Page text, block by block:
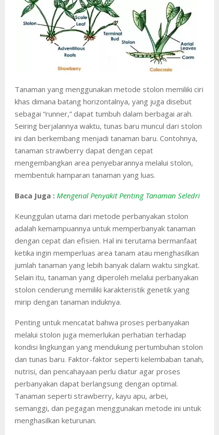
Tanaman yang menggunakan metode stolon memiliki ciri
khas dimana batang horizontalnya, yang juga disebut
sebagai “runner,” dapat tumbuh dalam berbagai arah.
Seiring berjalannya waktu, tunas baru muncul dari stolon
ini dan berkembang menjadi tanaman baru. Contohnya,
tanaman strawberry dapat dengan cepat
mengembangkan area penyebarannya melalui stolon,
membentuk hamparan tanaman yang luas.
Baca Juga : Mengenal Penyakit Penting Tanaman Seledri
Keunggulan utama dari metode perbanyakan stolon
adalah kemampuannya untuk memperbanyak tanaman
dengan cepat dan efisien. Hal ini terutama bermanfaat
ketika ingin memperluas area tanam atau menghasilkan
jumlah tanaman yang lebih banyak dalam waktu singkat.
Selain itu, tanaman yang diperoleh melalui perbanyakan
stolon cenderung memiliki karakteristik genetik yang
mirip dengan tanaman induknya.
Penting untuk mencatat bahwa proses perbanyakan
melalui stolon juga memerlukan perhatian terhadap
kondisi lingkungan yang mendukung pertumbuhan stolon
dan tunas baru. Faktor-faktor seperti kelembaban tanah,
nutrisi, dan pencahayaan perlu diatur agar proses
perbanyakan dapat berlangsung dengan optimal.
Tanaman seperti strawberry, kayu apu, arbei,
semanggi, dan pegagan menggunakan metode ini untuk
menghasilkan keturunan.